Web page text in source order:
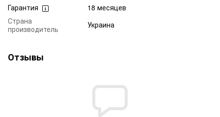
Гарантия
18 месяцев
Страна
производитель
Украина
Отзывы